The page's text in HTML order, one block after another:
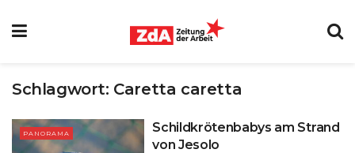
Schlagwort: Caretta caretta
PANORAMA
Schildkrötenbabys am Strand
von Jesolo